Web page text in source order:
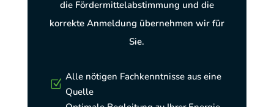
die Fördermittelabstimmung und die
korrekte Anmeldung übernehmen wir für
Sie.
Z
Alle nötigen Fachkenntnisse aus eine
Quelle